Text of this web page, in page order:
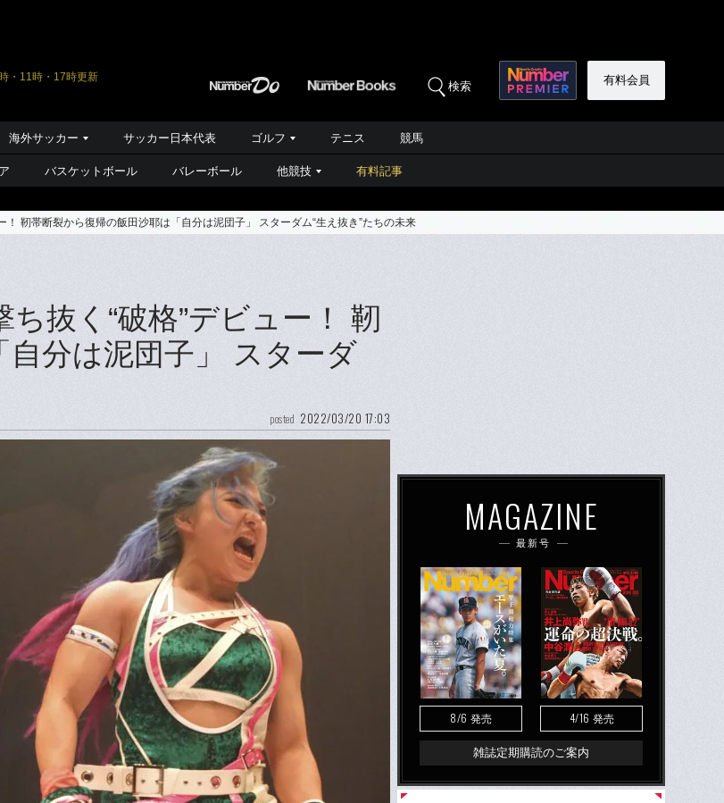
・11時・17時更新
検索 有料会員
海外サッカー サッカー日本代表 ゴルフ テニス 競馬
バスケットボール バレーボール 他競技 有料記事
！ 靭帯断裂から復帰の飯田沙耶は「自分は泥団子」 スターダム“生え抜き”たちの未来
抜く“破格”デビュー！ 靭
分は泥団子」 スターダ
posted 2022/03/20 17:03
MAGAZINE
最新号
8/6 発売 4/16 発売
雑誌定期購読のご案内